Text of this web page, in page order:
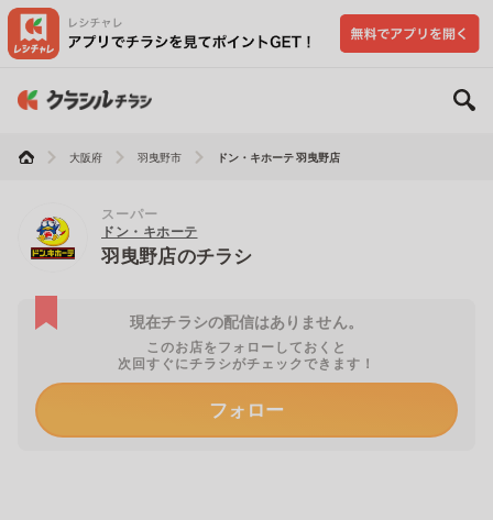
大阪府 羽曳野市 ドン・キホーテ 羽曳野店
スーパー
ドン・キホーテ
羽曳野店のチラシ
現在チラシの配信はありません。
このお店をフォローしておくと
次回すぐにチラシがチェックできます！
フォロー